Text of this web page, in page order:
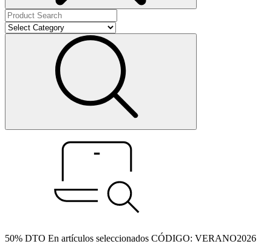
50% DTO En artículos seleccionados CÓDIGO: VERANO2026